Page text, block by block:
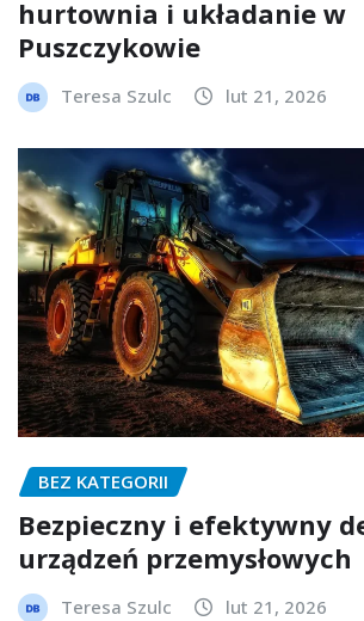
hurtownia i układanie w
Puszczykowie
Teresa Szulc lut 21, 2026
BEZ KATEGORII
Bezpieczny i efektywny
urządzeń przemysłowych
Teresa Szulc lut 21, 2026